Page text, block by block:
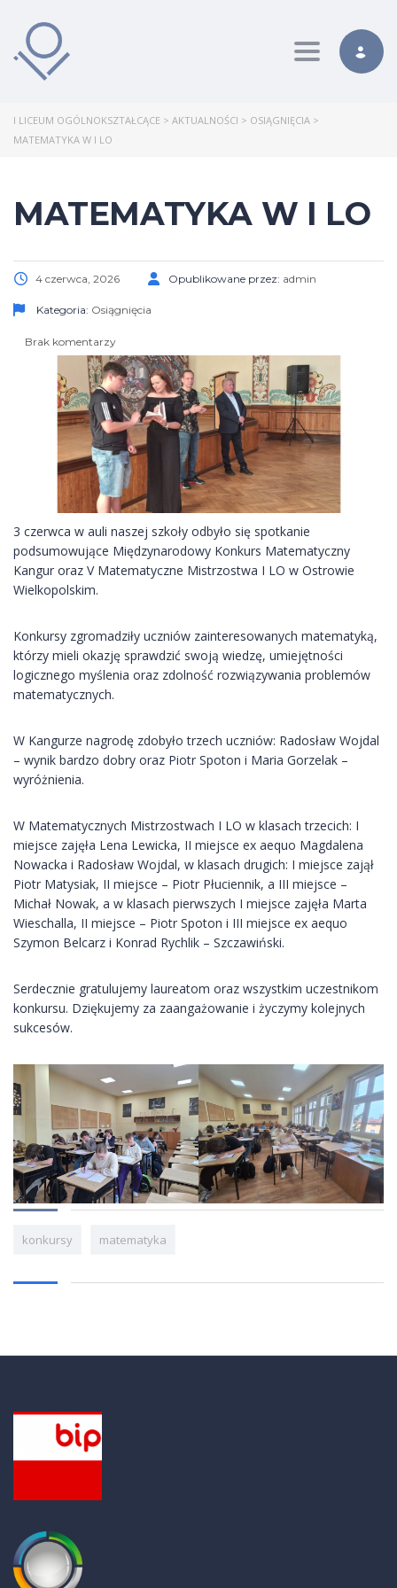
Toggle
I LICEUM OGÓLNOKSZTAŁCĄCE > AKTUALNOŚCI > OSIĄGNIĘCIA >
MATEMATYKA W I LO
MATEMATYKA W I LO
4 czerwca, 2026 Opublikowane przez: admin
Kategoria: Osiągnięcia
Brak komentarzy
3 czerwca w auli naszej szkoły odbyło się spotkanie
podsumowujące Międzynarodowy Konkurs Matematyczny
Kangur oraz V Matematyczne Mistrzostwa I LO w Ostrowie
Wielkopolskim.
Konkursy zgromadziły uczniów zainteresowanych matematyką,
którzy mieli okazję sprawdzić swoją wiedzę, umiejętności
logicznego myślenia oraz zdolność rozwiązywania problemów
matematycznych.
W Kangurze nagrodę zdobyło trzech uczniów: Radosław Wojdal
– wynik bardzo dobry oraz Piotr Spoton i Maria Gorzelak –
wyróżnienia.
W Matematycznych Mistrzostwach I LO w klasach trzecich: I
miejsce zajęła Lena Lewicka, II miejsce ex aequo Magdalena
Nowacka i Radosław Wojdal, w klasach drugich: I miejsce zajął
Piotr Matysiak, II miejsce – Piotr Płuciennik, a III miejsce –
Michał Nowak, a w klasach pierwszych I miejsce zajęła Marta
Wieschalla, II miejsce – Piotr Spoton i III miejsce ex aequo
Szymon Belcarz i Konrad Rychlik – Szczawiński.
Serdecznie gratulujemy laureatom oraz wszystkim uczestnikom
konkursu. Dziękujemy za zaangażowanie i życzymy kolejnych
sukcesów.
konkursy matematyka